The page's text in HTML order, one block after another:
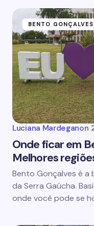
BENTO GONÇALVES
Luciana Mardeganon
Onde ficar em
Melhores
Bento Gonçalves é a
da Serra Gaúcha.
onde você pode se